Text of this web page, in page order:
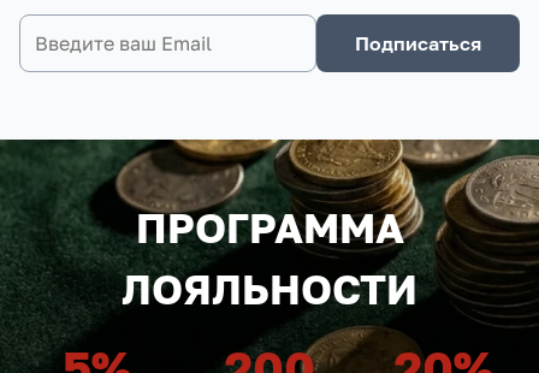
Подписаться
ПРОГРАММА
ЛОЯЛЬНОСТИ